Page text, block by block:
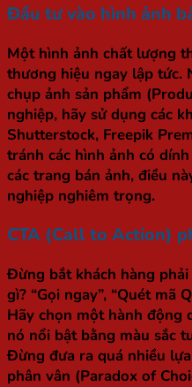
Đầu tư vào hình ảnh
Một hình ảnh chất lượng
thương hiệu ngay lập tức.
chụp ảnh sản phẩm
nghiệp, hãy sử dụng các
Shutterstock, Freepik
tránh các hình ảnh có
các trang bán ảnh, điều
nghiệp nghiêm trọng.
CTA (Call to Action)
Đừng bắt khách hàng
gì? “Gọi ngay”, “Quét mã
Hãy chọn một hành động
nó nổi bật bằng màu sắc
Đừng đưa ra quá nhiều
phân vân (Paradox of